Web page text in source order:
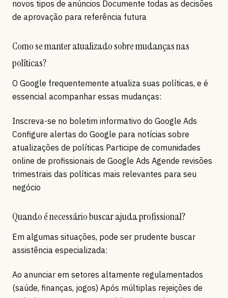
novos tipos de anúncios Documente todas as decisões
de aprovação para referência futura
Como se manter atualizado sobre mudanças nas
políticas?
O Google frequentemente atualiza suas políticas, e é
essencial acompanhar essas mudanças:
Inscreva-se no boletim informativo do Google Ads
Configure alertas do Google para notícias sobre
atualizações de políticas Participe de comunidades
online de profissionais de Google Ads Agende revisões
trimestrais das políticas mais relevantes para seu
negócio
Quando é necessário buscar ajuda profissional?
Em algumas situações, pode ser prudente buscar
assistência especializada:
Ao anunciar em setores altamente regulamentados
(saúde, finanças, jogos) Após múltiplas rejeições de